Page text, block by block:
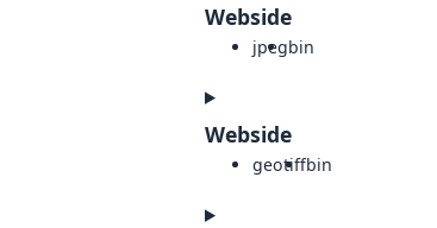
Webside
jpegbin
Webside
geotiffbin